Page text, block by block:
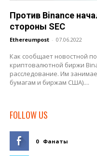
Против Binance
стороны SEC
Ethereumpost - 07.06.2022
Как сообщает новостной
криптовалютной биржи
расследование. Им
бумагам и биржам США)....
FOLLOW US
0 Фанаты